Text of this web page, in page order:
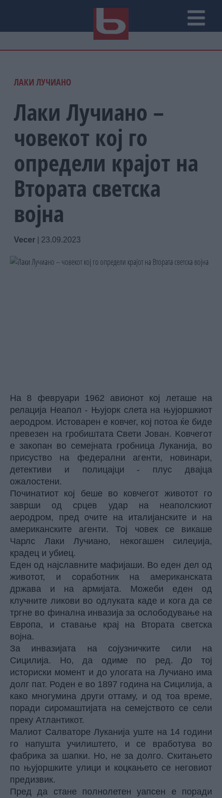
ЛАКИ ЛУЧИАНО
Лаки Лучиано –
човекот кој го
определи крајот на
Втората светска
војна
Vecer 23.09.2023
На 8 февруари 1962 авионот кој леташе на
релација Неапол - Њујорк слета на њујоршкиот
аеродром. Истоварен е ковчег, кој потоа ќе биде
превезен на гробиштата Свети Јован. Kовчегот
е закопан во семејната гробница Луканија, во
присуство на федерални агенти, новинари,
детективи и полицајци - плус двајца
ожалостени.
Починатиот кој беше во ковчегот животот го
заврши од срцев удар на неаполскиот
аеродром, пред очите на италијанските и на
американските агенти. Тој човек се викаше
Чарлс Лаки Лучиано, некогашен силеџија,
крадец и убиец.
Еден од најславните мафијаши. Во еден дел од
животот, и соработник на американската
држава и на армијата. Можеби еден од
клучните ликови во одлуката каде и кога да се
тргне во финална инвазија за ослободување на
Европа, и ставање крај на Втората светска
војна.
За инвазијата на сојузничките сили на
Сицилија. Но, да одиме по ред. До тој
историски момент и до улогата на Лучиано има
долг пат. Роден е во 1897 година на Сицилија, а
како многумина други оттаму, и од тоа време,
поради сиромаштијата на семејството се сели
преку Атлантикот.
Малиот Салваторе Луканија уште на 14 години
го напушта училиштето, и се вработува во
фабрика за шапки. Но, не за долго. Скитањето
по њујоршките улици и коцкањето се неговиот
предизвик.
Пред да стане полнолетен уапсен е поради